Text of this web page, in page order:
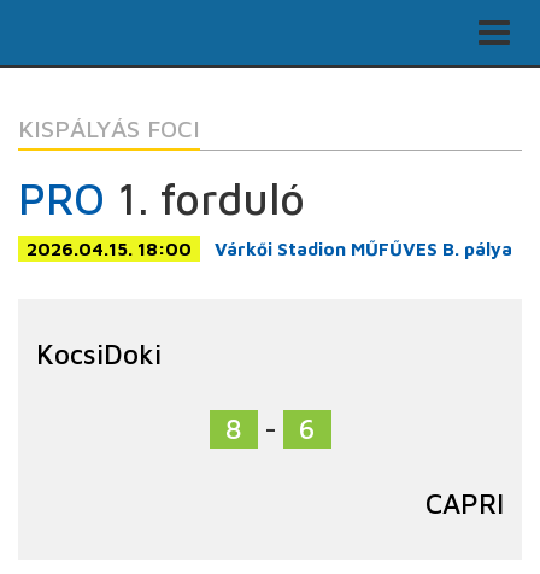
KISPÁLYÁS FOCI
PRO 1. forduló
2026.04.15. 18:00 Várkői Stadion MŰFŰVES B. pálya
KocsiDoki
8 - 6
CAPRI